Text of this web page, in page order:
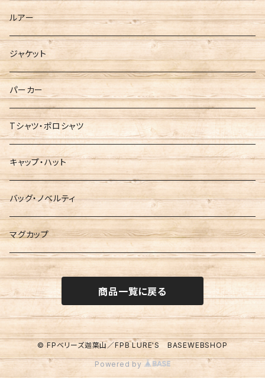
ルアー
ジャケット
パーカー
Tシャツ・ポロシャツ
キャップ・ハット
バッグ・ノベルティ
マグカップ
商品一覧に戻る
© FPベリーズ迦葉山／FPB LURE'S BASEWEBSHOP
Powered by